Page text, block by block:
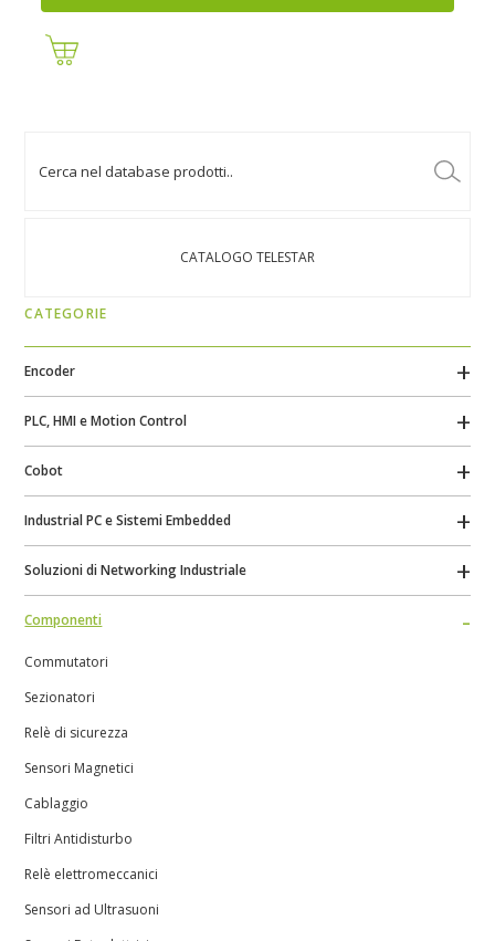
CATALOGO TELESTAR
CATEGORIE
Encoder
PLC, HMI e Motion Control
Cobot
Industrial PC e Sistemi Embedded
Soluzioni di Networking Industriale
Componenti
Commutatori
Sezionatori
Relè di sicurezza
Sensori Magnetici
Cablaggio
Filtri Antidisturbo
Relè elettromeccanici
Sensori ad Ultrasuoni